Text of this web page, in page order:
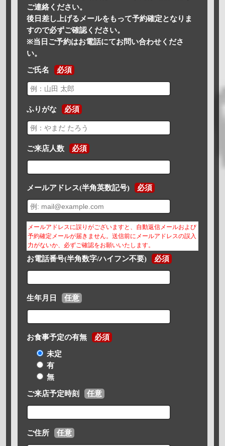
ご連絡ください。
後日差し上げるメールをもって予約確定となりま
すので必ずご確認ください。
※当日ご予約はお電話にてお問い合わせくださ
い。
ご氏名 必須
ふりがな 必須
ご来店人数 必須
メールアドレス(半角英数記号) 必須
メールアドレスに誤りがございますと、自動返信メールおよび
予約確定メールが届きません。送信前にメールアドレスの誤入
力がないか、必ずご確認をお願いいたします。
お電話番号(半角数字/ハイフン不要) 必須
生年月日 任意
お食事予定の有無 必須
未定
有
無
ご来店予定時刻 任意
ご住所 任意